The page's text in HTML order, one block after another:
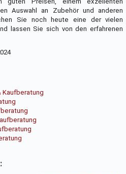
Auswahl an Zubehör und anderen
Sie noch heute eine der vielen
lassen Sie sich von den erfahrenen
Kaufberatung